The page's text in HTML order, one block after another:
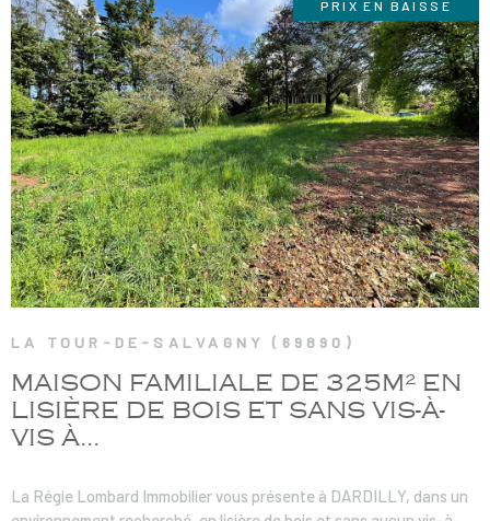
LA TOUR-DE-SALVAGNY (69890)
MAISON FAMILIALE DE 325M² EN
LISIÈRE DE BOIS ET SANS VIS-À-
VIS À...
La Régie Lombard Immobilier vous présente à DARDILLY, dans un
PRIX EN BAISSE
VOIR LE BIEN